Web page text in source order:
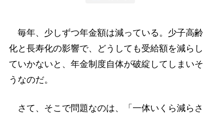
毎年、少しずつ年金額は減っている。少子高齢
化と長寿化の影響で、どうしても受給額を減らし
ていかないと、年金制度自体が破綻してしまいそ
うなのだ。
さて、そこで問題なのは、「一体いくら減らさ